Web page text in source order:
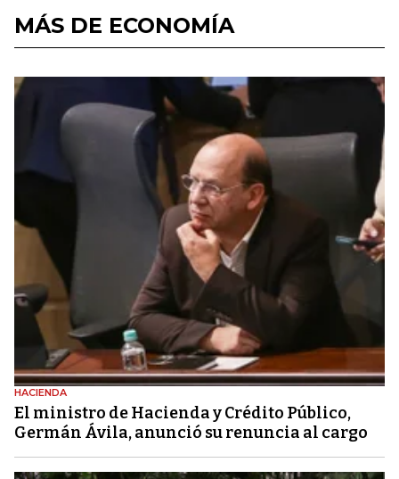
MÁS DE ECONOMÍA
HACIENDA
El ministro de Hacienda y Crédito Público,
Germán Ávila, anunció su renuncia al cargo